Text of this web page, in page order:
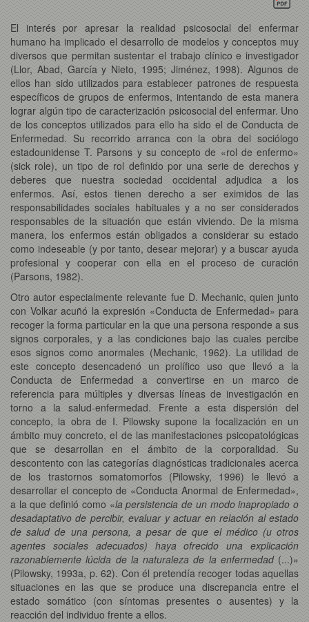
El interés por apresar la realidad psicosocial del enfermar
humano ha implicado el desarrollo de modelos y conceptos muy
diversos que permitan sustentar el trabajo clínico e investigador
(Llor, Abad, García y Nieto, 1995; Jiménez, 1998). Algunos de
ellos han sido utilizados para establecer patrones de respuesta
específicos de grupos de enfermos, intentando de esta manera
lograr algún tipo de caracterización psicosocial del enfermar. Uno
de los conceptos utilizados para ello ha sido el de Conducta de
Enfermedad. Su recorrido arranca con la obra del sociólogo
estadounidense T. Parsons y su concepto de «rol de enfermo»
(sick role), un tipo de rol definido por una serie de derechos y
deberes que nuestra sociedad occidental adjudica a los
enfermos. Así, estos tienen derecho a ser eximidos de las
responsabilidades sociales habituales y a no ser considerados
responsables de la situación que están viviendo. De la misma
manera, los enfermos están obligados a considerar su estado
como indeseable (y por tanto, desear mejorar) y a buscar ayuda
profesional y cooperar con ella en el proceso de curación
(Parsons, 1982).
Otro autor especialmente relevante fue D. Mechanic, quien junto
con Volkar acuñó la expresión «Conducta de Enfermedad» para
recoger la forma particular en la que una persona responde a sus
signos corporales, y a las condiciones bajo las cuales percibe
esos signos como anormales (Mechanic, 1962). La utilidad de
este concepto desencadenó un prolífico uso que llevó a la
Conducta de Enfermedad a convertirse en un marco de
referencia para múltiples y diversas líneas de investigación en
torno a la salud-enfermedad. Frente a esta dispersión del
concepto, la obra de I. Pilowsky supone la focalización en un
ámbito muy concreto, el de las manifestaciones psicopatológicas
que se desarrollan en el ámbito de la corporalidad. Su
descontento con las categorías diagnósticas tradicionales acerca
de los trastornos somatomorfos (Pilowsky, 1996) le llevó a
desarrollar el concepto de «Conducta Anormal de Enfermedad»,
a la que definió como «la persistencia de un modo inapropiado o
desadaptativo de percibir, evaluar y actuar en relación al estado
de salud de una persona, a pesar de que el médico (u otros
agentes sociales adecuados) haya ofrecido una explicación
razonablemente lúcida de la naturaleza de la enfermedad (...)»
(Pilowsky, 1993a, p. 62). Con él pretendía recoger todas aquellas
situaciones en las que se produce una discrepancia entre el
estado somático (con síntomas presentes o ausentes) y la
reacción del individuo frente a ellos.